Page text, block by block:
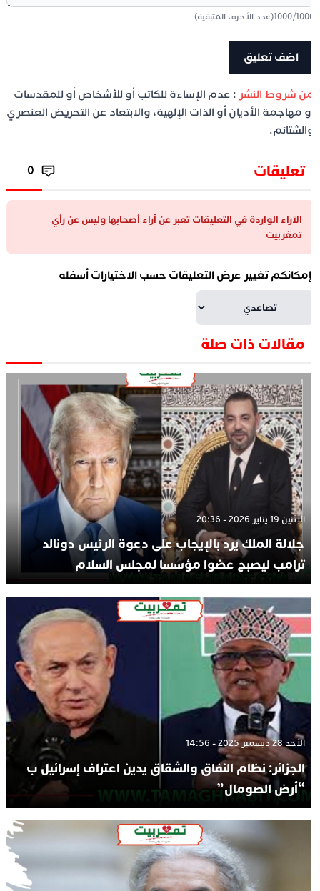
/
1000(عدد الأحرف المتبقية)
شروط النشر: عدم الإساءة للكاتب أو للأشخاص أو للمقدسات
مهاجمة الأديان أو الذات الإلهية، والابتعاد عن التحريض العنصري
تعليقات 0
الآراء الواردة في التعليقات تعبر عن آراء أصحابها وليس عن رأي
تمغربيت
تغيير عرض التعليقات حسب الاختيارات أسفله
مقالات ذات صلة
الإثنين 19 يناير 2026 - 20:36
جلالة الملك يرد بالإيجاب على دعوة الرئيس دونالد
ترامب ليصبح عضوا مؤسسا لمجلس السلام
الأحد 28 ديسمبر 2025 - 14:56
الجزائر: نظام النفاق والشقاق يدين اعتراف إسرائيل ب
“أرض الصومال”